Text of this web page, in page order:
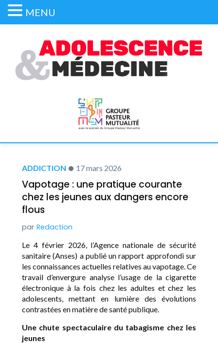
ADDICTION 17 mars 2026
Vapotage : une pratique courante
chez les jeunes aux dangers encore
flous
Redaction
Le 4 février 2026, l’Agence nationale de sécurité
sanitaire (Anses) a publié un rapport approfondi sur
les connaissances actuelles relatives au vapotage. Ce
travail d’envergure analyse l’usage de la cigarette
électronique à la fois chez les adultes et chez les
adolescents, mettant en lumière des évolutions
contrastées en matière de santé publique.
Une chute spectaculaire du tabagisme chez les
jeunes
MENU